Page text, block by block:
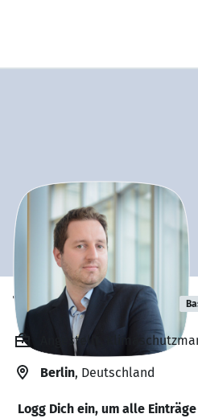
Tim-Oliver Kray
Angestellt,
Berlin, Deutschland
Logg Dich ein, um alle